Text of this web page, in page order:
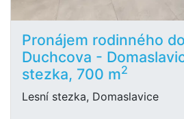
Pronájem rodinného
Duchcova -
stezka, 700 m2
Lesní stezka, Domaslavice